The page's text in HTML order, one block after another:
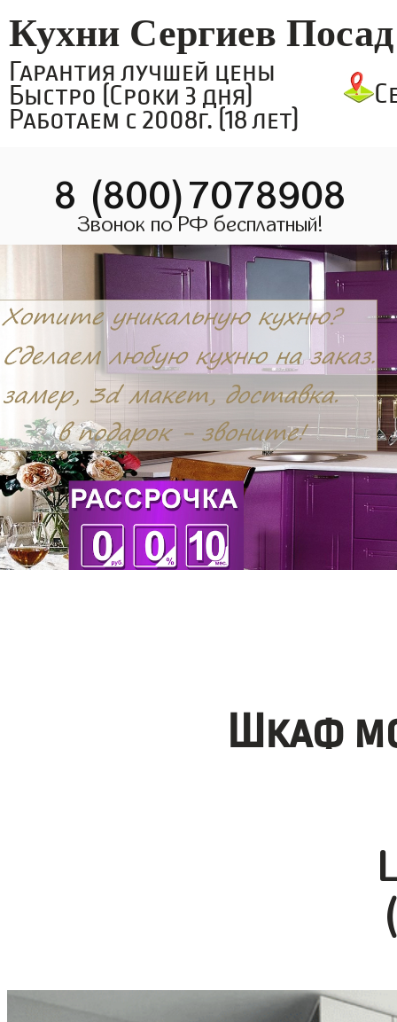
Кухни Сергиев Посад
Гарантия лучшей цены
Быстро (Сроки 3 дня)
Работаем с 2008г. (18 лет)
8 (800)7078908
Звонок по РФ бесплатный!
Шкаф